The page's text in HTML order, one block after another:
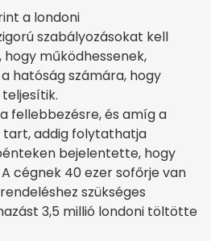
a londoni
szabályozásokat kell
működhessenek,
hatóság számára, hogy
fellebbezésre, és amíg a
addig folytathatja
bejelentette, hogy
cégnek 40 ezer sofőrje van
szükséges
3,5 millió londoni töltötte